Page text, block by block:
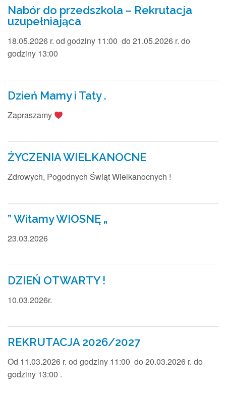
Nabór do przedszkola – Rekrutacja
uzupełniająca
18.05.2026 r. od godziny 11:00 do 21.05.2026 r. do
godziny 13:00
Dzień Mamy i Taty .
Zapraszamy
ŻYCZENIA WIELKANOCNE
Zdrowych, Pogodnych Świąt Wielkanocnych !
” Witamy WIOSNĘ „
23.03.2026
DZIEŃ OTWARTY !
10.03.2026r.
REKRUTACJA 2026/2027
Od 11.03.2026 r. od godziny 11:00 do 20.03.2026 r. do
godziny 13:00 .